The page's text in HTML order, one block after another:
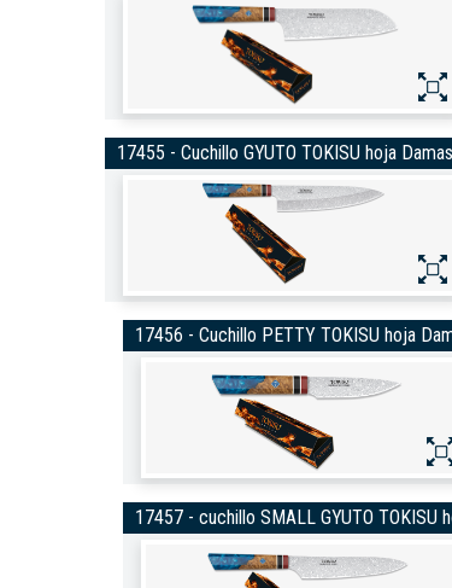
17455 - Cuchillo GYUTO TOKISU hoja
17456 - Cuchillo PETTY TOKISU hoja
17457 - cuchillo SMALL GYUTO TOKISU